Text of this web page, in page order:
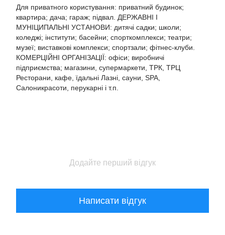
Для приватного користування: приватний будинок;
квартира; дача; гараж; підвал. ДЕРЖАВНІ І
МУНІЦИПАЛЬНІ УСТАНОВИ: дитячі садки; школи;
коледжі; інститути; басейни; спорткомплекси; театри;
музеї; виставкові комплекси; спортзали; фітнес-клуби.
КОМЕРЦІЙНІ ОРГАНІЗАЦІЇ: офіси; виробничі
підприємства; магазини, супермаркети, ТРК, ТРЦ
Ресторани, кафе, їдальні Лазні, сауни, SPA,
Салоникрасоти, перукарні і т.п.
Додайте перший відгук
Написати відгук